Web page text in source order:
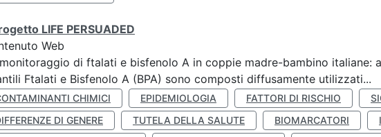
LIFE PERSUADED
Web
di ftalati e bisfenolo A in coppie madre-bambino italiane:
Ftalati e Bisfenolo A (BPA) sono composti diffusamente utilizzati...
CHIMICI EPIDEMIOLOGIA FATTORI DI RISCHIO
DI GENERE
TUTELA DELLA SALUTE BIOMARCATORI